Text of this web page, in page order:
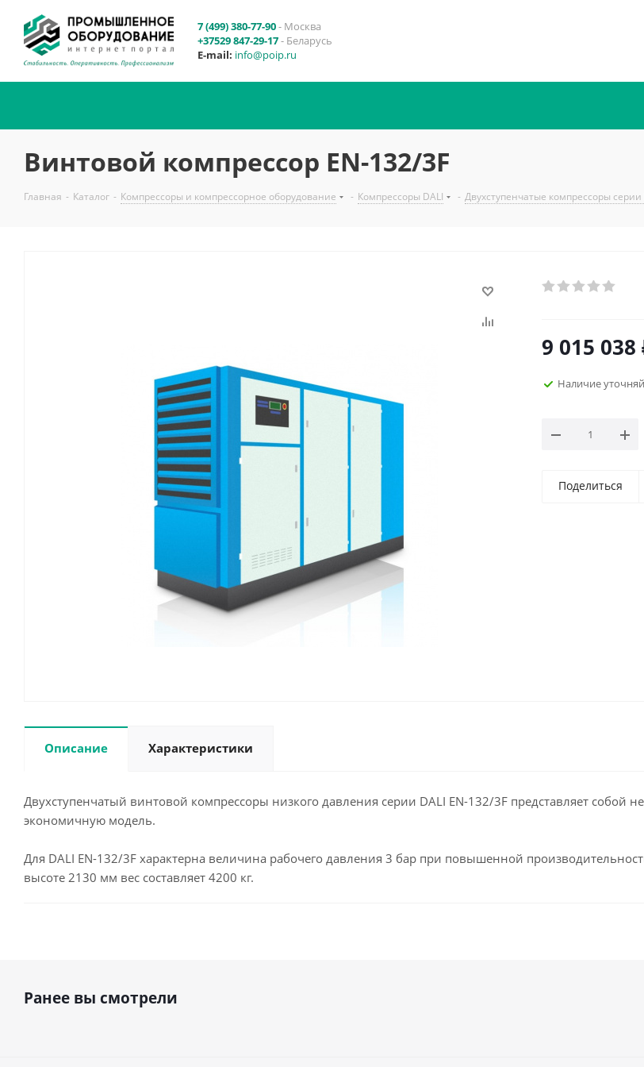
7 (499) 380-77-90- Москва
+37529 847-29-17- Беларусь
E-mail: info@poip.ru
Винтовой компрессор EN-132/3F
Главная - Каталог - Компрессоры и компрессорное оборудование - Компрессоры DALI - Двухступенчатые компрессоры серии
9 015 038
Наличие
Поделиться
Описание Характеристики
Двухступенчатый винтовой компрессоры низкого давления серии DALI EN-132/3F представляет
экономичную модель.
Для DALI EN-132/3F характерна величина рабочего давления 3 бар при повышенной
высоте 2130 мм вес составляет 4200 кг.
Ранее вы смотрели